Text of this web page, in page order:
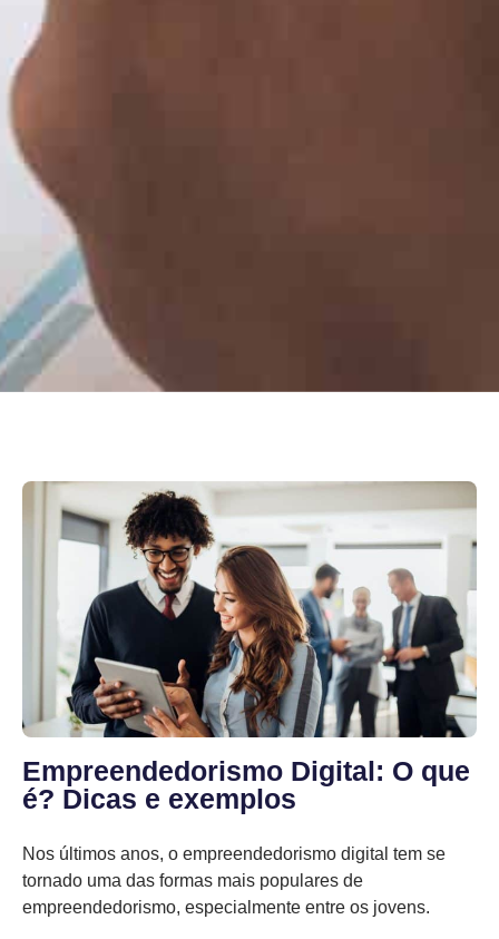
Empreendedorismo Digital: O que
é? Dicas e exemplos
Nos últimos anos, o empreendedorismo digital tem se
tornado uma das formas mais populares de
empreendedorismo, especialmente entre os jovens.